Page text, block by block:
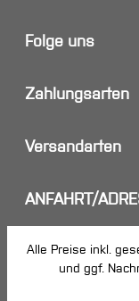
Folge uns
Zahlungsarten
Versandarten
ANFAHRT/
Alle Preise inkl.
und ggf.